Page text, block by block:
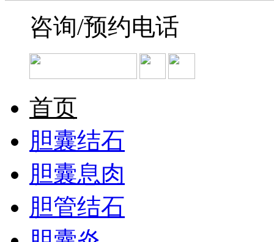
咨询/预约电话
首页
胆囊结石
胆囊息肉
胆管结石